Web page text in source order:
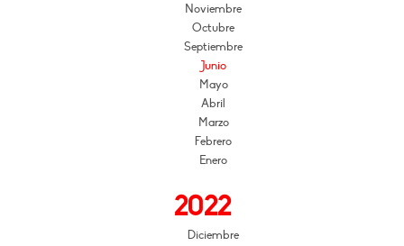
Noviembre
Octubre
Septiembre
Junio
Mayo
Abril
Marzo
Febrero
Enero
2022
Diciembre